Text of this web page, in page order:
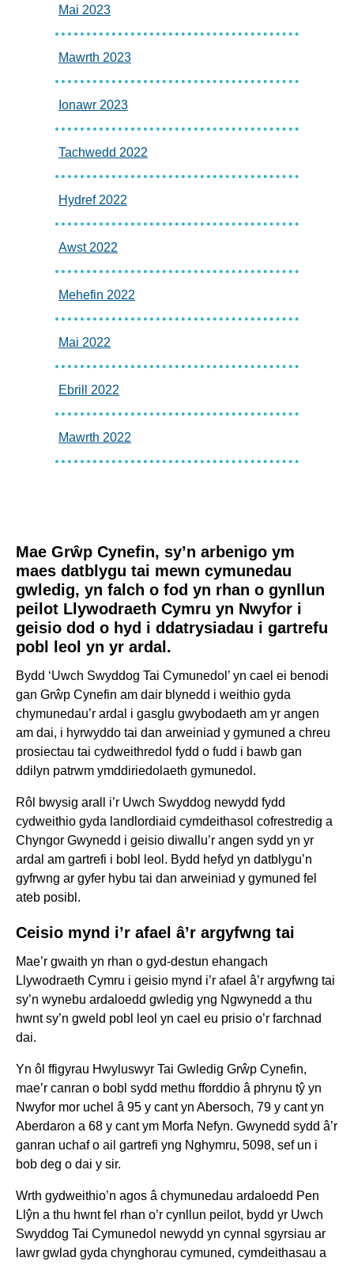
Mae Grŵp Cynefin, sy’n arbenigo ym
maes datblygu tai mewn cymunedau
gwledig, yn falch o fod yn rhan o gynllun
peilot Llywodraeth Cymru yn Nwyfor i
geisio dod o hyd i ddatrysiadau i gartrefu
pobl leol yn yr ardal.
Bydd ‘Uwch Swyddog Tai Cymunedol’ yn cael ei benodi
gan Grŵp Cynefin am dair blynedd i weithio gyda
chymunedau’r ardal i gasglu gwybodaeth am yr angen
am dai, i hyrwyddo tai dan arweiniad y gymuned a chreu
prosiectau tai cydweithredol fydd o fudd i bawb gan
ddilyn patrwm ymddiriedolaeth gymunedol.
Rôl bwysig arall i’r Uwch Swyddog newydd fydd
cydweithio gyda landlordiaid cymdeithasol cofrestredig a
Chyngor Gwynedd i geisio diwallu’r angen sydd yn yr
ardal am gartrefi i bobl leol. Bydd hefyd yn datblygu’n
gyfrwng ar gyfer hybu tai dan arweiniad y gymuned fel
ateb posibl.
Ceisio mynd i’r afael â’r argyfwng tai
Mae’r gwaith yn rhan o gyd-destun ehangach
Llywodraeth Cymru i geisio mynd i’r afael â’r argyfwng tai
sy’n wynebu ardaloedd gwledig yng Ngwynedd a thu
hwnt sy’n gweld pobl leol yn cael eu prisio o’r farchnad
dai.
Yn ôl ffigyrau Hwyluswyr Tai Gwledig Grŵp Cynefin,
mae’r canran o bobl sydd methu fforddio â phrynu tŷ yn
Nwyfor mor uchel â 95 y cant yn Abersoch, 79 y cant yn
Aberdaron a 68 y cant ym Morfa Nefyn. Gwynedd sydd â’r
ganran uchaf o ail gartrefi yng Nghymru, 5098, sef un i
bob deg o dai y sir.
Wrth gydweithio’n agos â chymunedau ardaloedd Pen
Llŷn a thu hwnt fel rhan o’r cynllun peilot, bydd yr Uwch
Swyddog Tai Cymunedol newydd yn cynnal sgyrsiau ar
lawr gwlad gyda chynghorau cymuned, cymdeithasau a
Mai 2023
Mawrth 2023
Ionawr 2023
Tachwedd 2022
Hydref 2022
Awst 2022
Mehefin 2022
Mai 2022
Ebrill 2022
Mawrth 2022